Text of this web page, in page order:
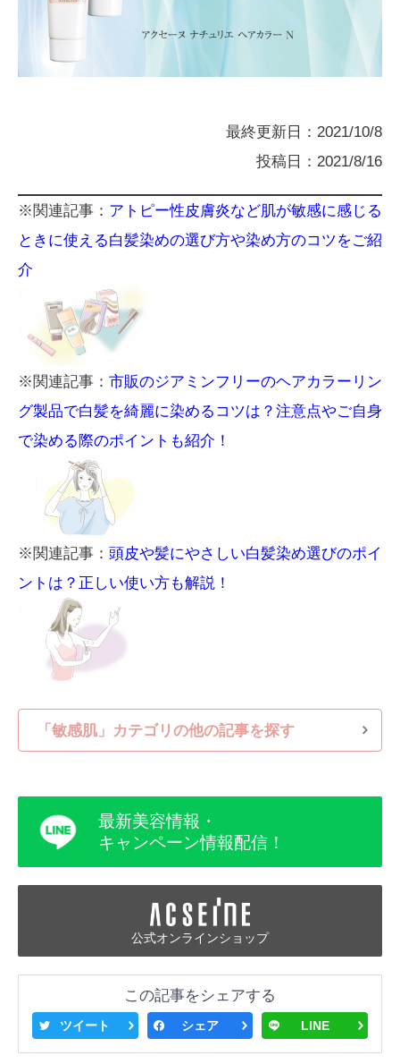
最終更新日：2021/10/8
投稿日：2021/8/16
※関連記事： アトピー性皮膚炎など肌が敏感に感じる
ときに使える白髪染めの選び方や染め方のコツをご紹
介
※関連記事： 市販のジアミンフリーのヘアカラーリン
グ製品で白髪を綺麗に染めるコツは？注意点やご自身
で染める際のポイントも紹介！
※関連記事： 頭皮や髪にやさしい白髪染め選びのポイ
ントは？正しい使い方も解説！
「敏感肌」カテゴリの他の記事を探す
最新美容情報・
キャンペーン情報配信！
公式オンラインショップ
この記事をシェアする
ツイート シェア LINE